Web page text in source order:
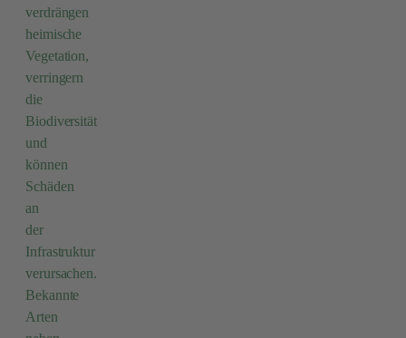
verdrängen
heimische
Vegetation,
verringern
die
Biodiversität
und
können
Schäden
an
der
Infrastruktur
verursachen.
Bekannte
Arten